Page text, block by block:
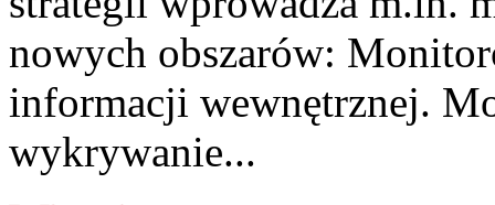
nowych obszarów:
informacji wewnętrznej.
wykrywanie...